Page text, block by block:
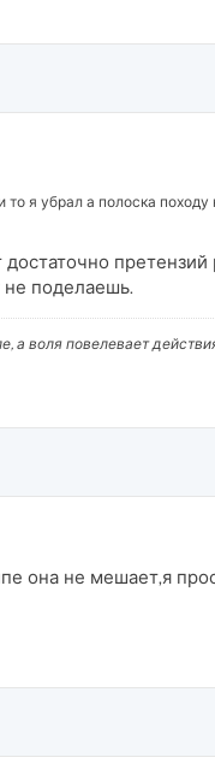
то я убрал а полоска
достаточно
не поделаешь.
а воля повелевает
она не мешает,я